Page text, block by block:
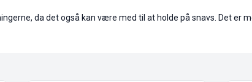
da det også kan være med til at holde på snavs. Det er